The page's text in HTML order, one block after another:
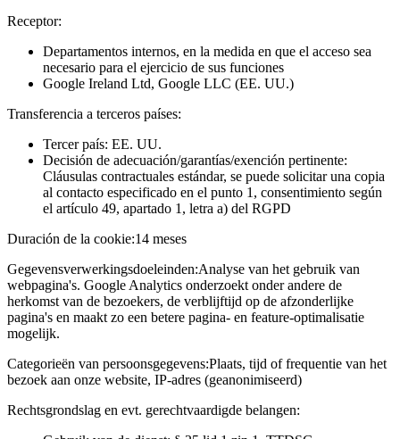
Receptor:
Departamentos internos, en la medida en que el acceso sea
necesario para el ejercicio de sus funciones
Google Ireland Ltd, Google LLC (EE. UU.)
Transferencia a terceros países:
Tercer país: EE. UU.
Decisión de adecuación/garantías/exención pertinente:
Cláusulas contractuales estándar, se puede solicitar una copia
al contacto especificado en el punto 1, consentimiento según
el artículo 49, apartado 1, letra a) del RGPD
Duración de la cookie:14 meses
Gegevensverwerkingsdoeleinden:Analyse van het gebruik van
webpagina's. Google Analytics onderzoekt onder andere de
herkomst van de bezoekers, de verblijftijd op de afzonderlijke
pagina's en maakt zo een betere pagina- en feature-optimalisatie
mogelijk.
Categorieën van persoonsgegevens:Plaats, tijd of frequentie van het
bezoek aan onze website, IP-adres (geanonimiseerd)
Rechtsgrondslag en evt. gerechtvaardigde belangen: